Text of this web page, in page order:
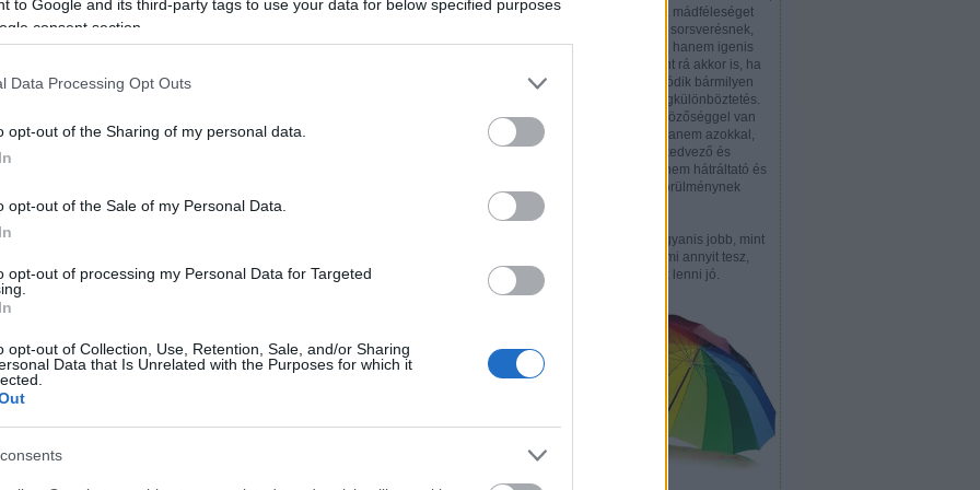
to Google and its third-party tags to use your data for below specified purposes
consent section.
Data Processing Opt Outs
opt-out of the Sharing of my personal data.
opt-out of the Sale of my Personal Data.
opt-out of processing my Personal Data for Targeted
opt-out of Collection, Use, Retention, Sale, and/or Sharing
Data that Is Unrelated with the Purposes for which it
hogy a piréz a mádféleséget
nem gondolja sorsverésnek,
hendikepként, hanem igenis
értékként tekint rá akkor is, ha
épp emiatt adódik bármilyen
hátrányos megkülönböztetés.
Nem a különbözőséggel van
ugyanis baj, hanem azokkal,
akik ezt nem kedvező és
kívánatos, hanem hátráltató és
elhárítandó körülménynek
Különbözni ugyanis jobb, mint
hasonlítani. Ami annyit tesz,
hogy piréznek lenni jó.
élnek? hol van pirézia?
pirézek és hány piréz él magyarországon; seo piréz műhely; piréz gyerekműhely;
pénz keresés |kik a pirézek - balla.biz
SÜTI BEÁLLÍTÁSOK MÓDOSÍTÁSA